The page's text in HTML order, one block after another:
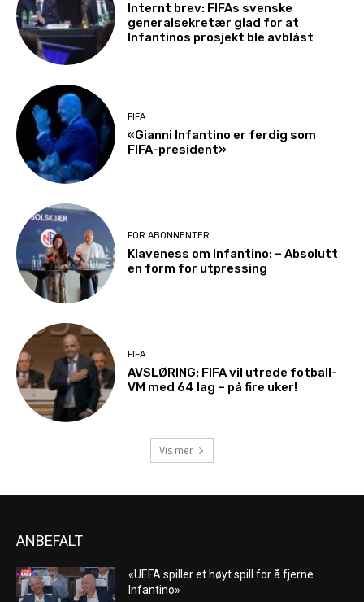
Internt brev: FIFAs svenske
generalsekretær glad for at
Infantinos prosjekt ble avblåst
FIFA
«Gianni Infantino er ferdig som
FIFA-president»
FOR ABONNENTER
Klaveness om Infantino: – Absolutt
en form for utpressing
FIFA
AVSLØRING: FIFA vil utrede fotball-
VM med 64 lag – på fire uker!
Vis mer
ANBEFALT
«UEFA spiller et høyt spill for å fjerne
Infantino»